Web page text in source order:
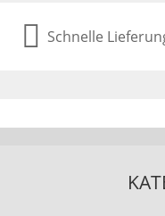
Schnelle